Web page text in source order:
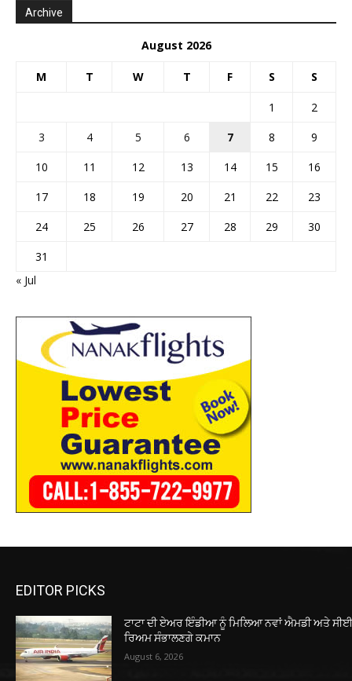
Archive
August 2026
M T W T F S S
1
2
3
4 5 6 7 8
9
10
11 12 13 14 15
16
17
18 19 20 21 22
23
24
25 26 27 28 29
30
31
« Jul
EDITOR PICKS
ਟਾਟਾ ਦੀ ਏਅਰ ਇੰਡੀਆ ਨੂੰ ਮਿਲਿਆ ਨਵਾਂ ਐਮਡੀ ਅਤੇ
ਰਿਅਮ ਸੰਭਾਲਣਗੇ ਕਮਾਨ
August 6, 2026